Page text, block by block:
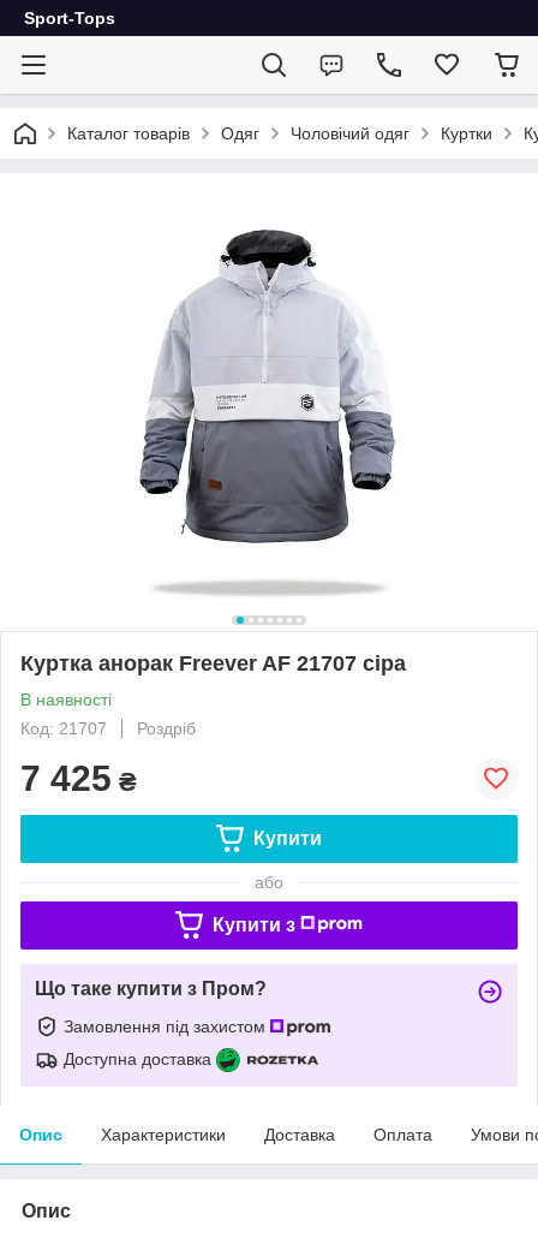
Sport-Tops
Каталог товарів Одяг Чоловічий одяг Куртки
Куртка анорак Freever AF 21707 сіра
В наявності
Код: 21707
Роздріб
7 425 ₴
Купити
або
Купити з
Що таке купити з Пром?
Замовлення під захистом
Доступна доставка
Опис Характеристики Доставка Оплата Умови
Опис